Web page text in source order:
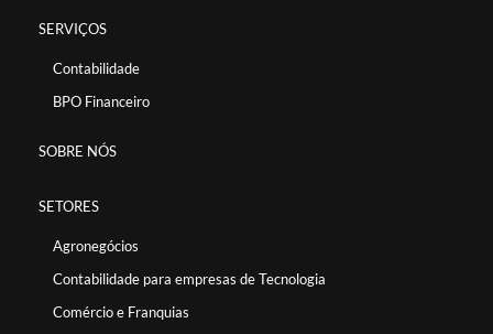
SERVIÇOS
Contabilidade
BPO Financeiro
SOBRE NÓS
SETORES
Agronegócios
Contabilidade para empresas de Tecnologia
Comércio e Franquias